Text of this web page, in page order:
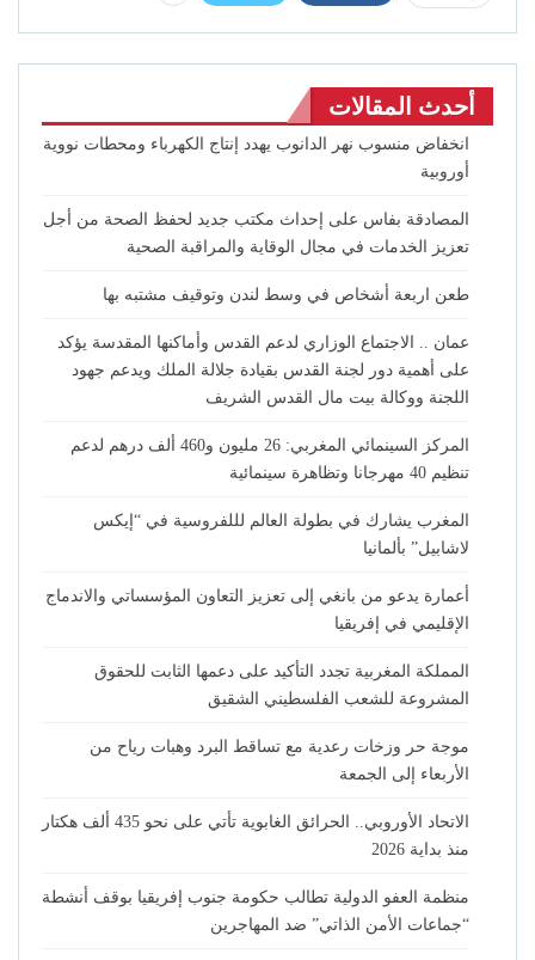
أحدث المقالات
انخفاض منسوب نهر الدانوب يهدد إنتاج الكهرباء ومحطات نووية
أوروبية
المصادقة بفاس على إحداث مكتب جديد لحفظ الصحة من أجل
تعزيز الخدمات في مجال الوقاية والمراقبة الصحية
طعن اربعة أشخاص في وسط لندن وتوقيف مشتبه بها
عمان .. الاجتماع الوزاري لدعم القدس وأماكنها المقدسة يؤكد
على أهمية دور لجنة القدس بقيادة جلالة الملك ويدعم جهود
اللجنة ووكالة بيت مال القدس الشريف
المركز السينمائي المغربي: 26 مليون و460 ألف درهم لدعم
تنظيم 40 مهرجانا وتظاهرة سينمائية
المغرب يشارك في بطولة العالم لللفروسية في “إيكس
لاشابيل” بألمانيا
أعمارة يدعو من بانغي إلى تعزيز التعاون المؤسساتي والاندماج
الإقليمي في إفريقيا
المملكة المغربية تجدد التأكيد على دعمها الثابت للحقوق
المشروعة للشعب الفلسطيني الشقيق
موجة حر وزخات رعدية مع تساقط البرد وهبات رياح من
الأربعاء إلى الجمعة
الاتحاد الأوروبي.. الحرائق الغابوية تأتي على نحو 435 ألف هكتار
منذ بداية 2026
منظمة العفو الدولية تطالب حكومة جنوب إفريقيا بوقف أنشطة
“جماعات الأمن الذاتي” ضد المهاجرين